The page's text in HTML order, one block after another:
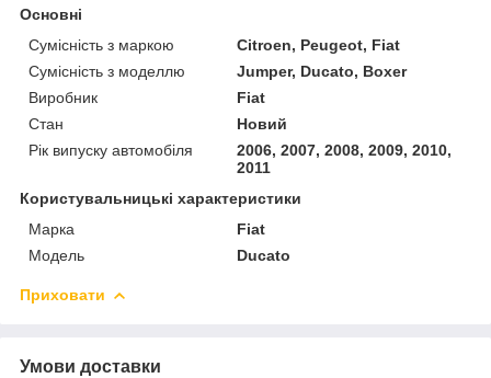
Основні
Сумісність з маркою
Citroen, Peugeot, Fiat
Сумісність з моделлю
Jumper, Ducato, Boxer
Виробник
Fiat
Стан
Новий
Рік випуску автомобіля
2006, 2007, 2008, 2009, 2010,
2011
Користувальницькі характеристики
Марка
Fiat
Модель
Ducato
Приховати
Умови доставки